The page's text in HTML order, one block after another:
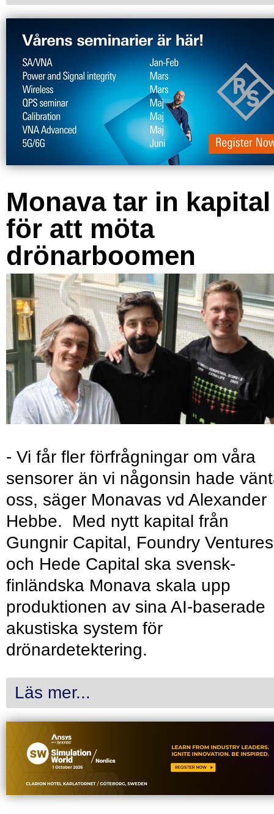
Monava tar in kapital
för att möta
drönarboomen
- Vi får fler förfrågningar om våra
sensorer än vi någonsin hade
oss, säger Monavas vd Alexander
Hebbe. Med nytt kapital från
Gungnir Capital, Foundry Ventures
och Hede Capital ska svensk-
finländska Monava skala upp
produktionen av sina AI-baserade
akustiska system för
drönardetektering.
Läs mer...